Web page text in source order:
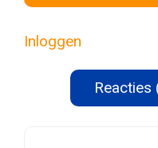
Inloggen
Reacties